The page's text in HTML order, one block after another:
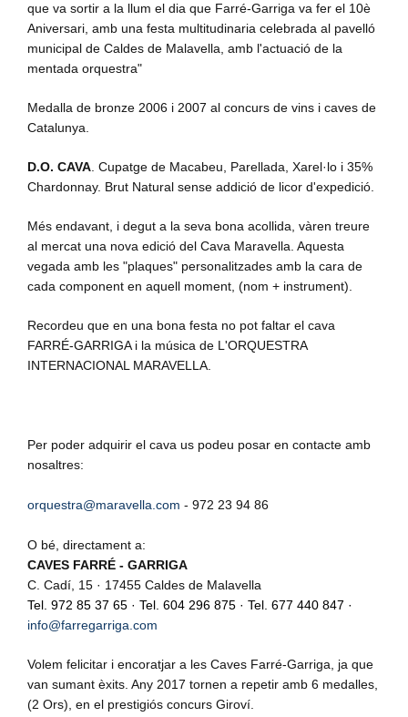
que va sortir a la llum el dia que Farré-Garriga va fer el 10è
Aniversari, amb una festa multitudinaria celebrada al pavelló
municipal de Caldes de Malavella, amb l'actuació de la
mentada orquestra"
Medalla de bronze 2006 i 2007 al concurs de vins i caves de
Catalunya.
D.O. CAVA . Cupatge de Macabeu, Parellada, Xarel·lo i 35%
Chardonnay. Brut Natural sense addició de licor d'expedició.
Més endavant, i degut a la seva bona acollida, vàren treure
al mercat una nova edició del Cava Maravella. Aquesta
vegada amb les "plaques" personalitzades amb la cara de
cada component en aquell moment, (nom + instrument).
Recordeu que en una bona festa no pot faltar el cava
FARRÉ-GARRIGAi la música de L'ORQUESTRA
INTERNACIONAL MARAVELLA.
Per poder adquirir el cava us podeu posar en contacte amb
nosaltres:
orquestra@maravella.com - 972 23 94 86
O bé, directament a:
CAVES FARRÉ - GARRIGA
C. Cadí, 15 · 17455 Caldes de Malavella
Tel. 972 85 37 65 · Tel. 604 296 875 · Tel. 677 440 847 ·
info@farregarriga.com
Volem felicitar i encoratjar a les Caves Farré-Garriga, ja que
van sumant èxits. Any 2017 tornen a repetir amb 6 medalles,
(2 Ors), en el prestigiós concurs Giroví.